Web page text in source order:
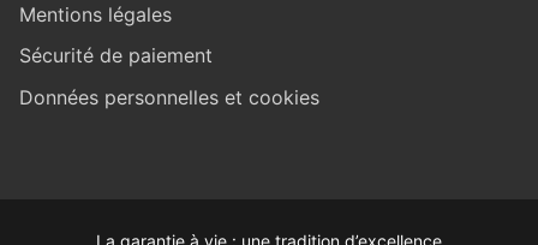
Mentions légales
Sécurité de paiement
Données personnelles et cookies
La garantie à vie : une tradition d’excellence